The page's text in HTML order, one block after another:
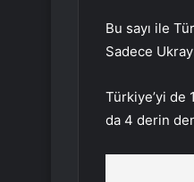
Bu sayı ile
Sadece
Türkiye’yi de
da 4 derin